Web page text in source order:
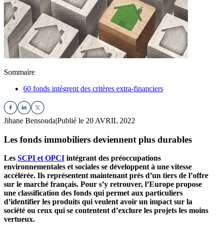
Sommaire
60 fonds intègrent des critères extra-financiers
Jihane Bensouda|Publié le 20 AVRIL 2022
Les fonds immobiliers deviennent plus durables
Les SCPI et OPCI intégrant des préoccupations
environnementales et sociales se développent à une vitesse
accélérée. Ils représentent maintenant près d’un tiers de l’offre
sur le marché français. Pour s’y retrouver, l’Europe propose
une classification des fonds qui permet aux particuliers
d’identifier les produits qui veulent avoir un impact sur la
société ou ceux qui se contentent d’exclure les projets les moins
vertueux.